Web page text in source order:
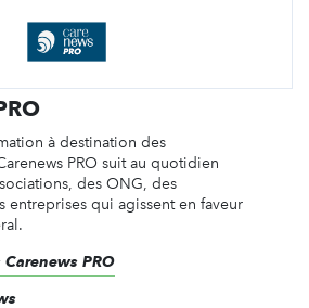
à destination des
PRO suit au quotidien
des ONG, des
entreprises qui agissent en faveur
PRO